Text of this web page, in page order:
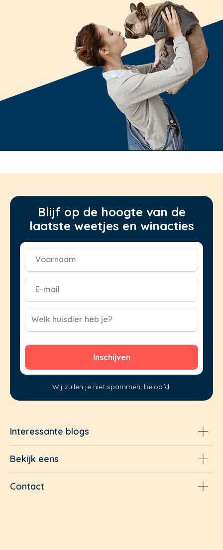
Blijf op de hoogte van de
laatste weetjes en winacties
Voornaam
(Vereist)
E-
mail
(Vereist)
CAPTCHA
Welk huisdier heb je?
Wij zullen je niet spammen, beloofd!
Interessante blogs
Bekijk eens
Contact